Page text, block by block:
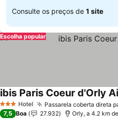
Consulte os preços de 1 site
Escolha popular
3 EstrelasHotel Passarela coberta direta
ibis Paris Coeur d'Orly
7,5 Boa 27.932 Orly, a 4.2 km